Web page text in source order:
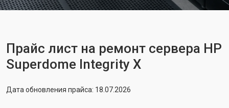
Прайс лист на ремонт сервера HP
Superdome Integrity Х
Дата обновления прайса: 18.07.2026